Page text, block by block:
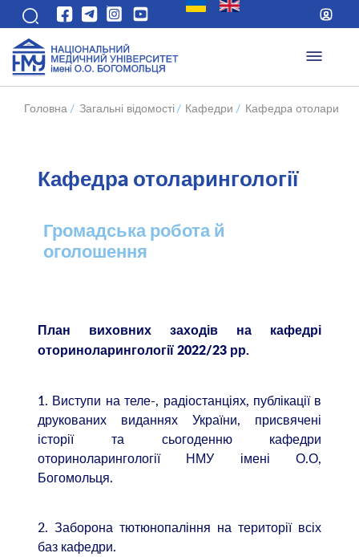
Головна / Загальні відомості / Кафедри / Кафедрa
Кафедрa отоларингології
Громадська робота й
оголошення
План виховних заходів на кафедрі
оториноларингології 2022/23 рр.
1. Виступи на теле-, радіостанціях, публікації в
друкованих виданнях України, присвячені
історії та сьогоденню кафедри
оториноларингології НМУ імені О.О,
Богомольця.
2. Заборона тютюнопаління на території всіх
баз кафедри.